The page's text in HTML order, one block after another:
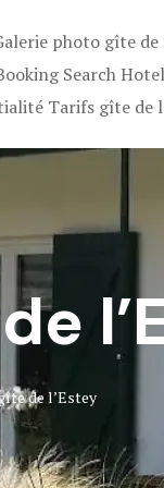
photo gîte de
Search
Tarifs gîte de
de l’Estey